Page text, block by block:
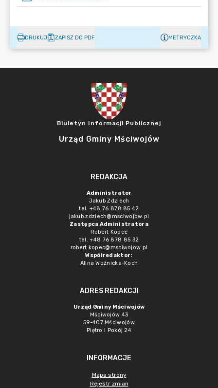
DRUKUJ ZAPISZ DO PDF METRYCZKA
Biuletyn Informacji Publicznej
Urząd Gminy Mściwojów
REDAKCJA
Administrator
Jakub Zdziech
tel. +48 76 878 85 42
jakub.zdziech@msciwojow.pl
Zastępca Administratora
Robert Kopeć
tel. +48 76 878 85 32
robert.kopec@msciwojow.pl
Współredaktor:
Alina Woźnicka-Koch
ADRES REDAKCJI
Urząd Gminy Mściwojów
Mściwojów 43
59-407 Mściwojów
Piętro I Pokój 24
INFORMACJE
Mapa strony
Rejestr zmian